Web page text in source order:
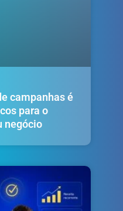
campanhas é
para o
negócio